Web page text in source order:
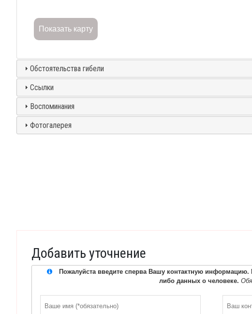
Показать карту
Обстоятельства гибели
Ссылки
Воспоминания
Фотогалерея
Добавить уточнение
Пожалуйста введите сперва Вашу контактную информацию.
либо данных о человеке.